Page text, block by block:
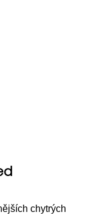
chytrých